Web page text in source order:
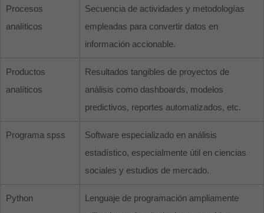
Procesos
analíticos
Secuencia de actividades y metodologías
empleadas para convertir datos en
información accionable.
Productos
analíticos
Resultados tangibles de proyectos de
análisis como dashboards, modelos
predictivos, reportes automatizados, etc.
Programa spss
Software especializado en análisis
estadístico, especialmente útil en ciencias
sociales y estudios de mercado.
Python
Lenguaje de programación ampliamente